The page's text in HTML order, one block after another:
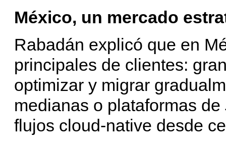
México, un mercado
Rabadán explicó que en
principales de clientes:
optimizar y migrar
medianas o plataformas de
flujos cloud-native desde